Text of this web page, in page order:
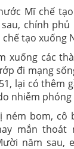
Mĩ chế
chính
tạo xuống
xuống các
đi mạng
lại có thêm
nhiễm
bom, cô
mắn thoát
năm sau,